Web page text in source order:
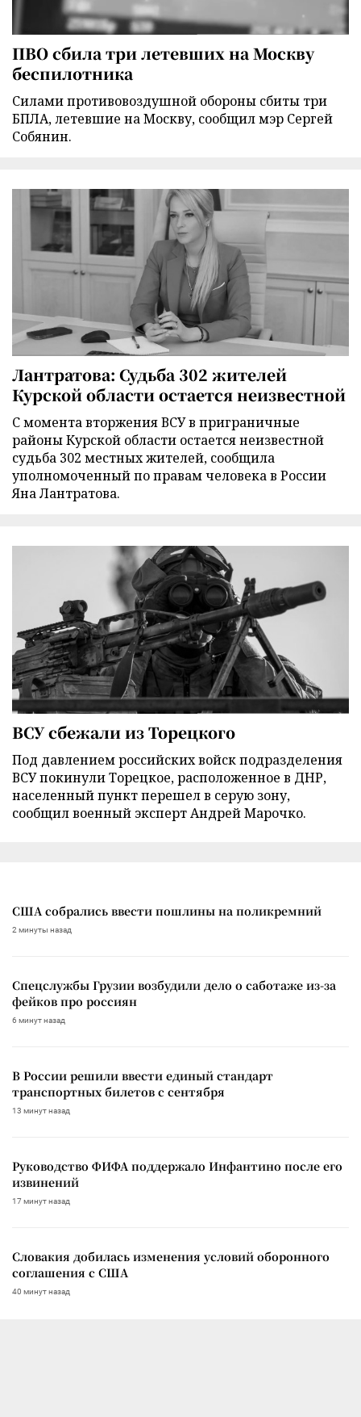
ПВО сбила три летевших на Москву
беспилотника
Силами противовоздушной обороны сбиты три
БПЛА, летевшие на Москву, сообщил мэр Сергей
Собянин.
Лантратова: Судьба 302 жителей
Курской области остается неизвестной
С момента вторжения ВСУ в приграничные
районы Курской области остается неизвестной
судьба 302 местных жителей, сообщила
уполномоченный по правам человека в России
Яна Лантратова.
ВСУ сбежали из Торецкого
Под давлением российских войск подразделения
ВСУ покинули Торецкое, расположенное в ДНР,
населенный пункт перешел в серую зону,
сообщил военный эксперт Андрей Марочко.
США собрались ввести пошлины на поликремний
2 минуты назад
Спецслужбы Грузии возбудили дело о саботаже из-за
фейков про россиян
6 минут назад
В России решили ввести единый стандарт
транспортных билетов с сентября
13 минут назад
Руководство ФИФА поддержало Инфантино после его
извинений
17 минут назад
Словакия добилась изменения условий оборонного
соглашения с США
40 минут назад